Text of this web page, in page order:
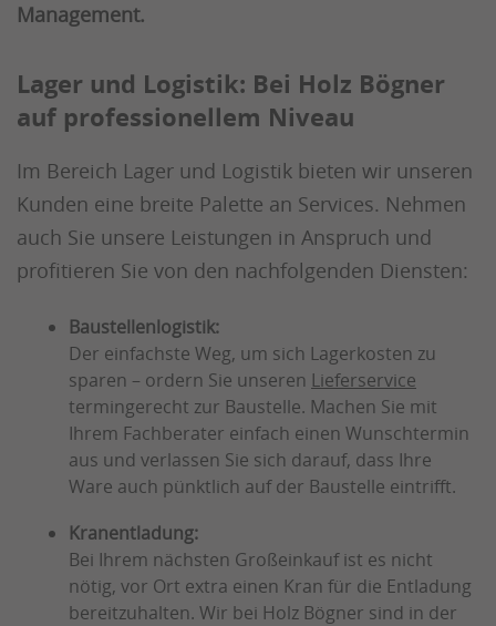
Management.
Lager und Logistik: Bei Holz Bögner
auf professionellem Niveau
Im Bereich Lager und Logistik bieten wir unseren
Kunden eine breite Palette an Services. Nehmen
auch Sie unsere Leistungen in Anspruch und
profitieren Sie von den nachfolgenden Diensten:
Baustellenlogistik:
Der einfachste Weg, um sich Lagerkosten zu
sparen – ordern Sie unseren Lieferservice
termingerecht zur Baustelle. Machen Sie mit
Ihrem Fachberater einfach einen Wunschtermin
aus und verlassen Sie sich darauf, dass Ihre
Ware auch pünktlich auf der Baustelle eintrifft.
Kranentladung:
Bei Ihrem nächsten Großeinkauf ist es nicht
nötig, vor Ort extra einen Kran für die Entladung
bereitzuhalten. Wir bei Holz Bögner sind in der